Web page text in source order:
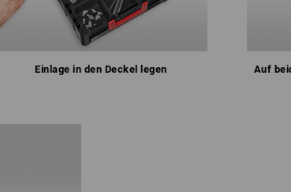
Einlage in den Deckel legen Auf